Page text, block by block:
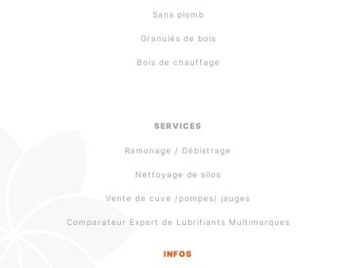
Sans plomb
Granulés de bois
Bois de chauffage
SERVICES
Ramonage / Débistrage
Nettoyage de silos
Vente de cuve /pompes/ jauges
Comparateur Expert de Lubrifiants Multimarques
INFOS